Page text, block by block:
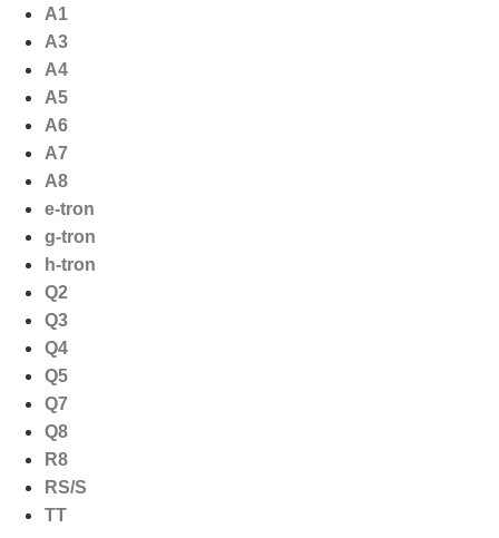
naar
inhoud
A1
A3
A4
A5
A6
A7
A8
e-tron
g-tron
h-tron
Q2
Q3
Q4
Q5
Q7
Q8
R8
RS/S
TT